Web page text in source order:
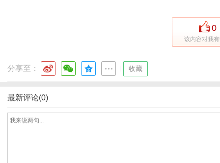
0
该内容对我
分享至： 收藏
最新评论(0)